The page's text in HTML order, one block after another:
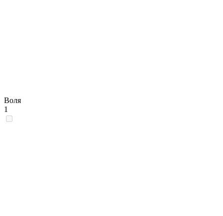
Воля
1